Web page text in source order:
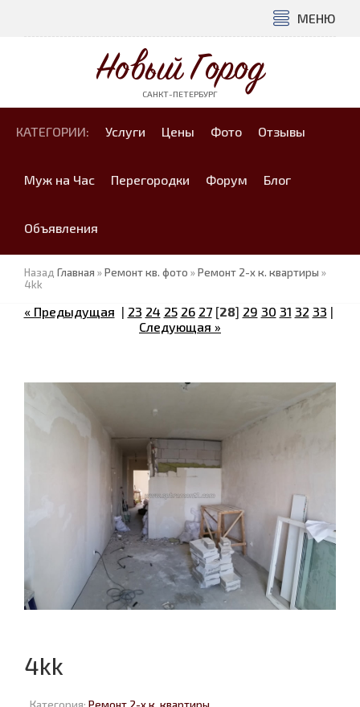
МЕНЮ
Новый Город
САНКТ-ПЕТЕРБУРГ
КАТЕГОРИИ: Услуги Цены Фото Отзывы
Муж на Час Перегородки Форум Блог
Объявления
Назад Главная »Ремонт кв. фото »Ремонт 2-х к. квартиры »
4kk
« Предыдущая | 23 24 25 26 27[28] 29 30 31 32 33 |
Следующая »
4kk
Категория: Ремонт 2-х к. квартиры